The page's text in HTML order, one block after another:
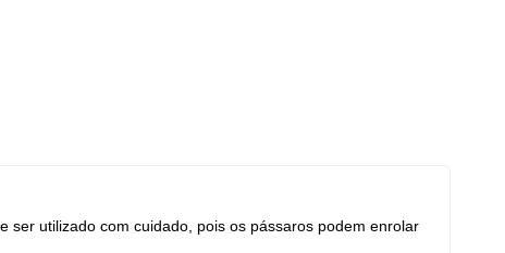
ser utilizado com cuidado, pois os pássaros podem enrolar